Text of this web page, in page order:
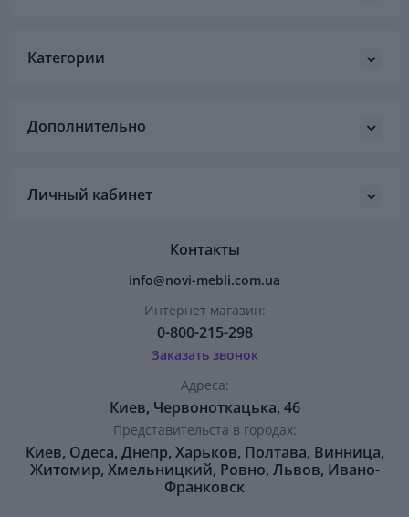
Категории
Дополнительно
Личный кабинет
Контакты
info@novi-mebli.com.ua
Интернет магазин:
0-800-215-298
Заказать звонок
Адреса:
Киев, Червоноткацька, 46
Представительста в городах:
Киев, Одеса, Днепр, Харьков, Полтава, Винница,
Житомир, Хмельницкий, Ровно, Львов, Ивано-
Франковск